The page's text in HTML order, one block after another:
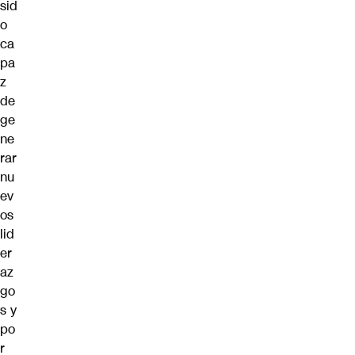
sid
o
ca
pa
z
de
ge
ne
rar
nu
ev
os
lid
er
az
go
s y
po
r